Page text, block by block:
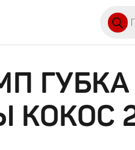
КОКОС